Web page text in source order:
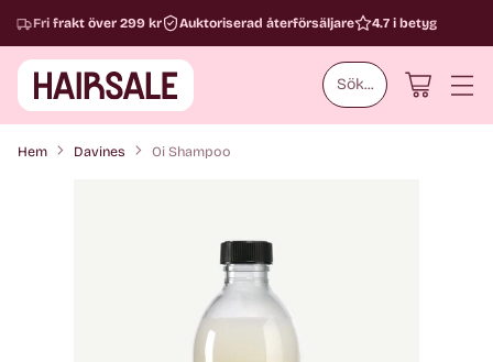
Sök...
Fri frakt över 299 kr Auktoriserad återförsäljare 4.7 i betyg
Hem Davines Oi Shampoo